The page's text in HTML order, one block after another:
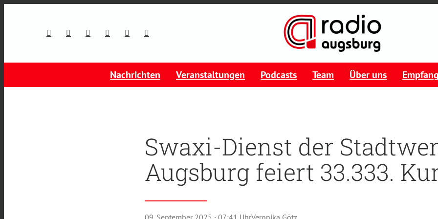
Nachrichten Veranstaltungen Podcasts Team Über uns Empfang
Swaxi-Dienst der
Augsburg feiert 33.333.